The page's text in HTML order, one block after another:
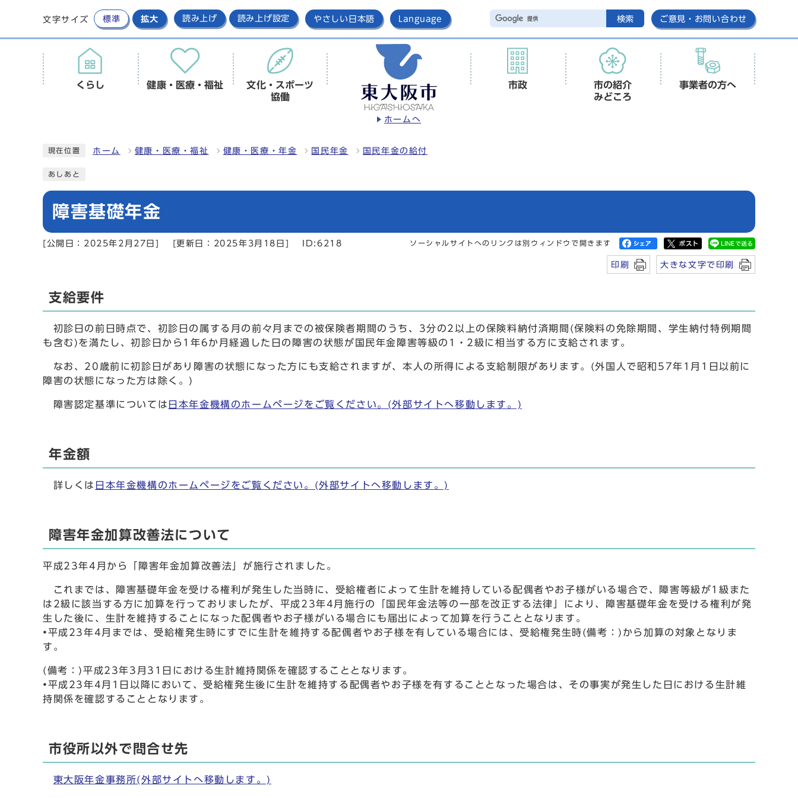
文字サイズ 標準 拡大 読み上げ 読み上げ設定 やさしい日本語 Language 検索 ご意見・お問い合わせ
ホームへ
くらし 健康・医療・福祉
文化・スポーツ
協働
市政
市の紹介
みどころ
事業者の方へ
現在位置 ホーム 健康・医療・福祉 健康・医療・年金 国民年金 国民年金の給付
あしあと
障害基礎年金
[公開日：2025年2月27日] [更新日：2025年3月18日] ID:6218 ソーシャルサイトへのリンクは別ウィンドウで開きます
印刷 大きな文字で印刷
支給要件
初診日の前日時点で、初診日の属する月の前々月までの被保険者期間のうち、3分の2以上の保険料納付済期間(保険料の免除期間、学生納付特例期間
も含む)を満たし、初診日から1年6か月経過した日の障害の状態が国民年金障害等級の1・2級に相当する方に支給されます。
なお、20歳前に初診日があり障害の状態になった方にも支給されますが、本人の所得による支給制限があります。(外国人で昭和57年1月1日以前に
障害の状態になった方は除く。)
障害認定基準については 日本年金機構のホームページをご覧ください。(外部サイトへ移動します。)
年金額
詳しくは 日本年金機構のホームページをご覧ください。(外部サイトへ移動します。)
障害年金加算改善法について
平成23年4月から「障害年金加算改善法」が施行されました。
これまでは、障害基礎年金を受ける権利が発生した当時に、受給権者によって生計を維持している配偶者やお子様がいる場合で、障害等級が1級また
は2級に該当する方に加算を行っておりましたが、平成23年4月施行の「国民年金法等の一部を改正する法律」により、障害基礎年金を受ける権利が発
生した後に、生計を維持することになった配偶者やお子様がいる場合にも届出によって加算を行うこととなります。
•平成23年4月までは、受給権発生時にすでに生計を維持する配偶者やお子様を有している場合には、受給権発生時(備考：)から加算の対象となりま
す。
(備考：)平成23年3月31日における生計維持関係を確認することとなります。
•平成23年4月1日以降において、受給権発生後に生計を維持する配偶者やお子様を有することとなった場合は、その事実が発生した日における生計維
持関係を確認することとなります。
市役所以外で問合せ先
東大阪年金事務所(外部サイトへ移動します。)